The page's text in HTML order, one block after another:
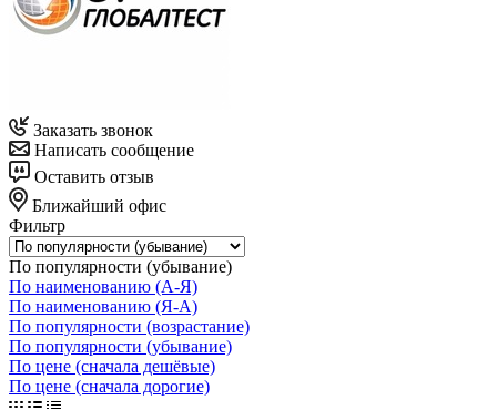
Заказать звонок
Написать сообщение
Оставить отзыв
Ближайший офис
Фильтр
По популярности (убывание)
По наименованию (А-Я)
По наименованию (Я-А)
По популярности (возрастание)
По популярности (убывание)
По цене (сначала дешёвые)
По цене (сначала дорогие)